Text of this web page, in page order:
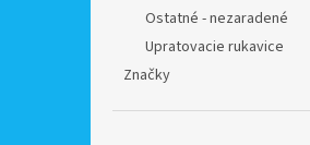
Ostatné - nezaradené
Upratovacie rukavice
Značky